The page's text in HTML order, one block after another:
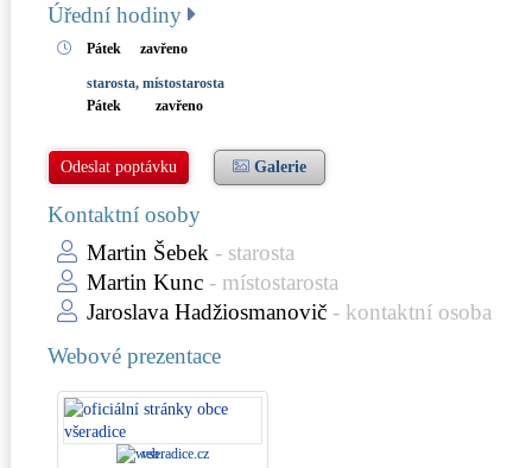
Úřední hodiny
Pátek zavřeno
starosta, místostarosta
Pátek
zavřeno
Odeslat poptávku Galerie
Kontaktní osoby
Martin Šebek - starosta
Martin Kunc - místostarosta
Jaroslava Hadžiosmanovič - kontaktní osoba
Webové prezentace
vseradice.cz